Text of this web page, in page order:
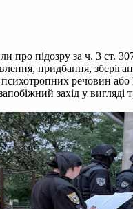
про підозру за ч. 3 ст.
придбання,
речовин
захід у вигляді